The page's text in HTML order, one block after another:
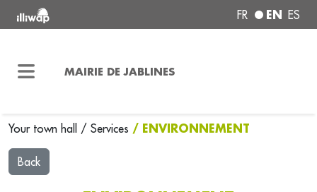
FR EN ES
MAIRIE DE JABLINES
Your town hall / Services / ENVIRONNEMENT
Back